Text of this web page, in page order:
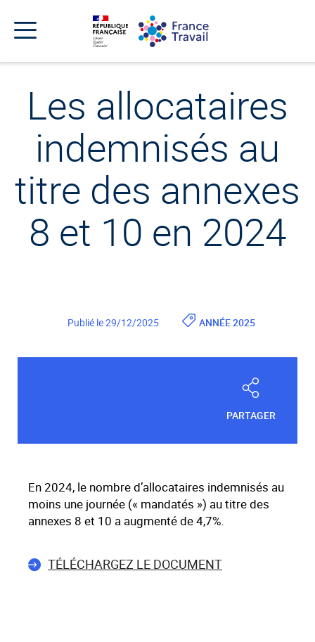
menu
contenu
pied
navigation
Menu
Les allocataires
indemnisés au
titre des annexes
8 et 10 en 2024
Publié le 29/12/2025 ANNÉE 2025
PARTAGER
En 2024, le nombre d’allocataires indemnisés au
moins une journée (« mandatés ») au titre des
annexes 8 et 10 a augmenté de 4,7%.
TÉLÉCHARGEZ LE DOCUMENT